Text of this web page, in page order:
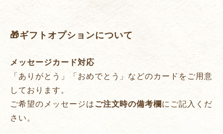
🎁ギフトオプションについて
メッセージカード対応
「ありがとう」「おめでとう」などのカードをご用意
しております。
ご希望のメッセージは ご注文時の備考欄にご記入くだ
さい。